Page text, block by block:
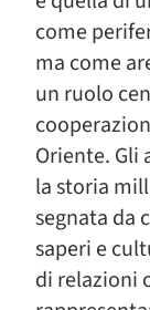
come
ma come
un ruolo
Oriente.
la storia
segnata da
saperi e
di relazioni